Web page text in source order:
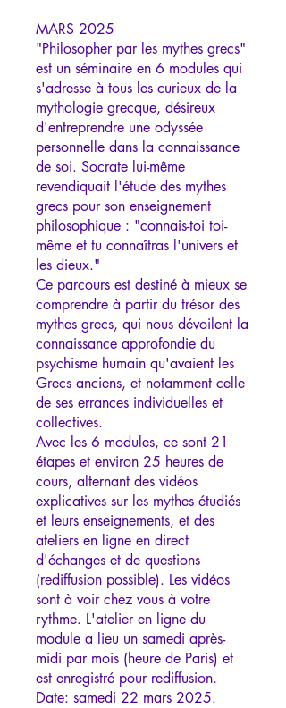
MARS 2025
"Philosopher par les mythes grecs"
est un séminaire en 6 modules qui
s'adresse à tous les curieux de la
mythologie grecque, désireux
d'entreprendre une odyssée
personnelle dans la connaissance
de soi. Socrate lui-même
revendiquait l'étude des mythes
grecs pour son enseignement
philosophique : "connais-toi toi-
même et tu connaîtras l'univers et
les dieux."
Ce parcours est destiné à mieux se
comprendre à partir du trésor des
mythes grecs, qui nous dévoilent la
connaissance approfondie du
psychisme humain qu'avaient les
Grecs anciens, et notamment celle
de ses errances individuelles et
collectives.
Avec les 6 modules, ce sont 21
étapes et environ 25 heures de
cours, alternant des vidéos
explicatives sur les mythes étudiés
et leurs enseignements, et des
ateliers en ligne en direct
d'échanges et de questions
(rediffusion possible). Les vidéos
sont à voir chez vous à votre
rythme. L'atelier en ligne du
module a lieu un samedi après-
midi par mois (heure de Paris) et
est enregistré pour rediffusion.
Date: samedi 22 mars 2025.